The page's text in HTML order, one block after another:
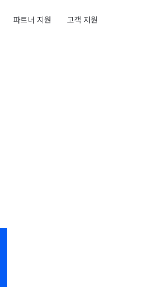
파트너 지원 고객 지원